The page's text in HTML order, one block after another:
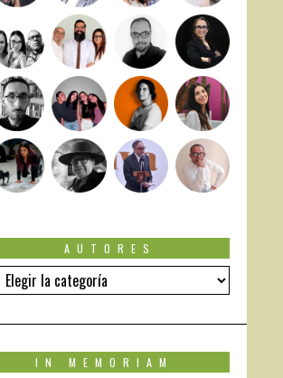
AUTORES
Autores
IN MEMORIAM